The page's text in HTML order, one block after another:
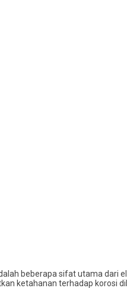
beberapa sifat utama dari
ketahanan terhadap korosi